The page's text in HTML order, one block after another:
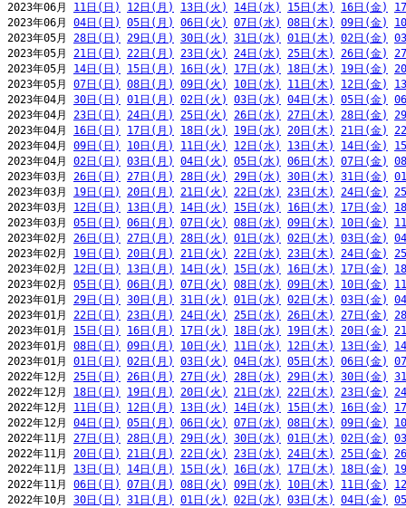
2023年06月 11日(日) 12日(月) 13日(火) 14日(水) 15日(木) 16日(金)
2023年06月 04日(日) 05日(月) 06日(火) 07日(水) 08日(木) 09日(金)
2023年05月 28日(日) 29日(月) 30日(火) 31日(水) 01日(木) 02日(金)
2023年05月 21日(日) 22日(月) 23日(火) 24日(水) 25日(木) 26日(金)
2023年05月 14日(日) 15日(月) 16日(火) 17日(水) 18日(木) 19日(金)
2023年05月 07日(日) 08日(月) 09日(火) 10日(水) 11日(木) 12日(金)
2023年04月 30日(日) 01日(月) 02日(火) 03日(水) 04日(木) 05日(金)
2023年04月 23日(日) 24日(月) 25日(火) 26日(水) 27日(木) 28日(金)
2023年04月 16日(日) 17日(月) 18日(火) 19日(水) 20日(木) 21日(金)
2023年04月 09日(日) 10日(月) 11日(火) 12日(水) 13日(木) 14日(金)
2023年04月 02日(日) 03日(月) 04日(火) 05日(水) 06日(木) 07日(金)
2023年03月 26日(日) 27日(月) 28日(火) 29日(水) 30日(木) 31日(金)
2023年03月 19日(日) 20日(月) 21日(火) 22日(水) 23日(木) 24日(金)
2023年03月 12日(日) 13日(月) 14日(火) 15日(水) 16日(木) 17日(金)
2023年03月 05日(日) 06日(月) 07日(火) 08日(水) 09日(木) 10日(金)
2023年02月 26日(日) 27日(月) 28日(火) 01日(水) 02日(木) 03日(金)
2023年02月 19日(日) 20日(月) 21日(火) 22日(水) 23日(木) 24日(金)
2023年02月 12日(日) 13日(月) 14日(火) 15日(水) 16日(木) 17日(金)
2023年02月 05日(日) 06日(月) 07日(火) 08日(水) 09日(木) 10日(金)
2023年01月 29日(日) 30日(月) 31日(火) 01日(水) 02日(木) 03日(金)
2023年01月 22日(日) 23日(月) 24日(火) 25日(水) 26日(木) 27日(金)
2023年01月 15日(日) 16日(月) 17日(火) 18日(水) 19日(木) 20日(金)
2023年01月 08日(日) 09日(月) 10日(火) 11日(水) 12日(木) 13日(金)
2023年01月 01日(日) 02日(月) 03日(火) 04日(水) 05日(木) 06日(金)
2022年12月 25日(日) 26日(月) 27日(火) 28日(水) 29日(木) 30日(金)
2022年12月 18日(日) 19日(月) 20日(火) 21日(水) 22日(木) 23日(金)
2022年12月 11日(日) 12日(月) 13日(火) 14日(水) 15日(木) 16日(金)
2022年12月 04日(日) 05日(月) 06日(火) 07日(水) 08日(木) 09日(金)
2022年11月 27日(日) 28日(月) 29日(火) 30日(水) 01日(木) 02日(金)
2022年11月 20日(日) 21日(月) 22日(火) 23日(水) 24日(木) 25日(金)
2022年11月 13日(日) 14日(月) 15日(火) 16日(水) 17日(木) 18日(金)
2022年11月 06日(日) 07日(月) 08日(火) 09日(水) 10日(木) 11日(金)
2022年10月 30日(日) 31日(月) 01日(火) 02日(水) 03日(木) 04日(金)